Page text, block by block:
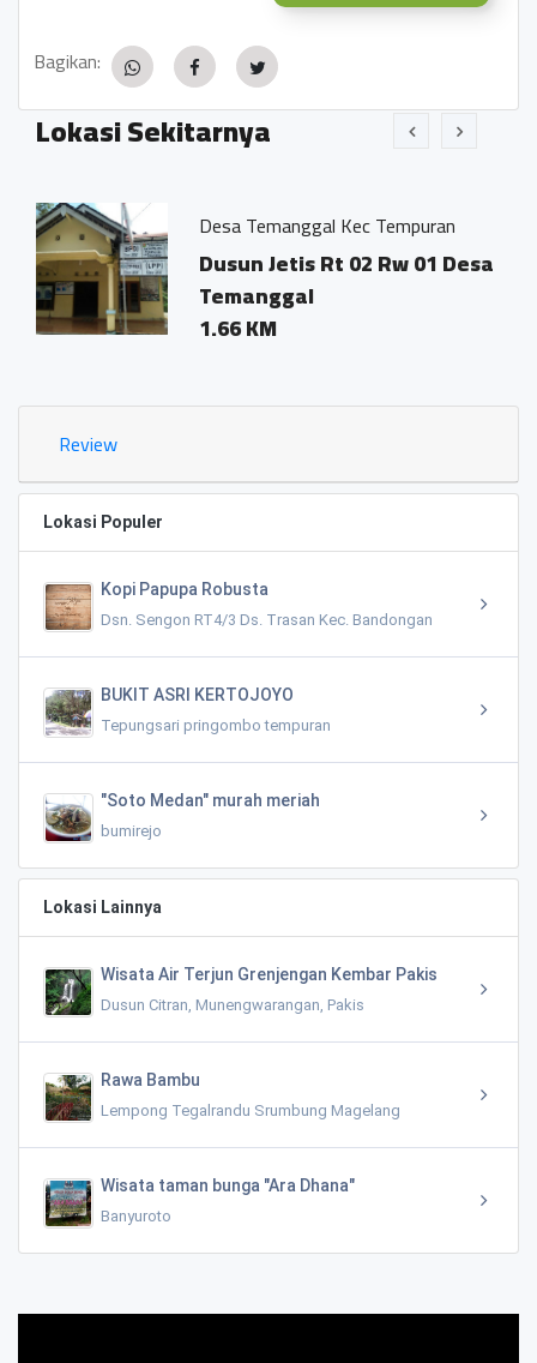
Bagikan:
Lokasi Sekitarnya
Desa Temanggal Kec Tempuran
Dusun Jetis Rt 02 Rw 01 Desa
Temanggal
1.66 KM
Review
Lokasi Populer
Kopi Papupa Robusta
Dsn. Sengon RT4/3 Ds. Trasan Kec. Bandongan
BUKIT ASRI KERTOJOYO
Tepungsari pringombo tempuran
"Soto Medan" murah meriah
bumirejo
Lokasi Lainnya
Wisata Air Terjun Grenjengan Kembar Pakis
Dusun Citran, Munengwarangan, Pakis
Rawa Bambu
Lempong Tegalrandu Srumbung Magelang
Wisata taman bunga "Ara Dhana"
Banyuroto